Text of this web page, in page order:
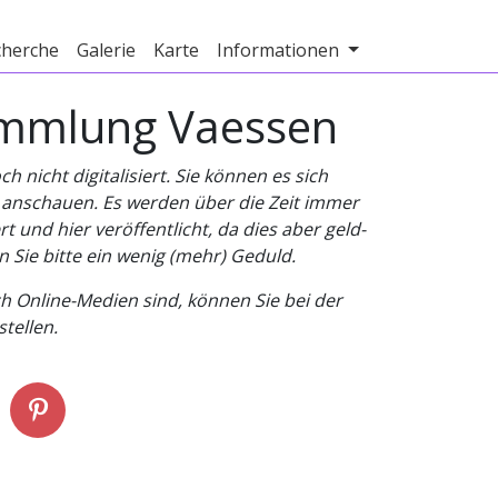
Galerie Karte Informationen
Vaessen
nicht digitalisiert. Sie können es sich
Es werden über die Zeit immer
und hier veröffentlicht, da dies aber geld-
Sie bitte ein wenig (mehr) Geduld.
Online-Medien sind, können Sie bei der